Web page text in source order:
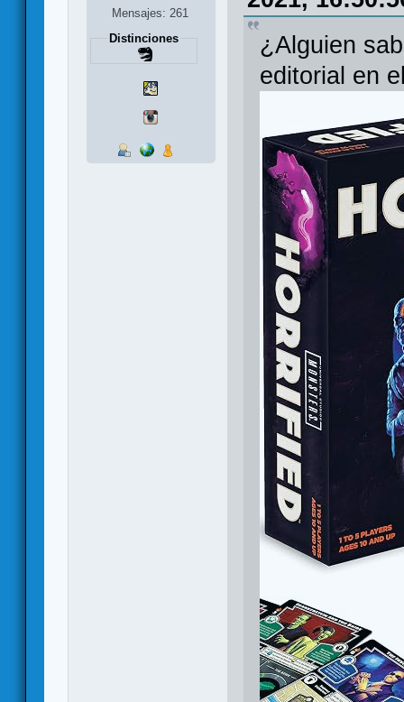
Mensajes: 261
Distinciones
¿Alguien
editorial en